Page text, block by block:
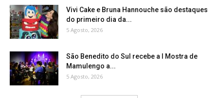
Vivi Cake e Bruna Hannouche são destaques
do primeiro dia da...
5 Agosto, 2026
São Benedito do Sul recebe a I Mostra de
Mamulengo a...
5 Agosto, 2026